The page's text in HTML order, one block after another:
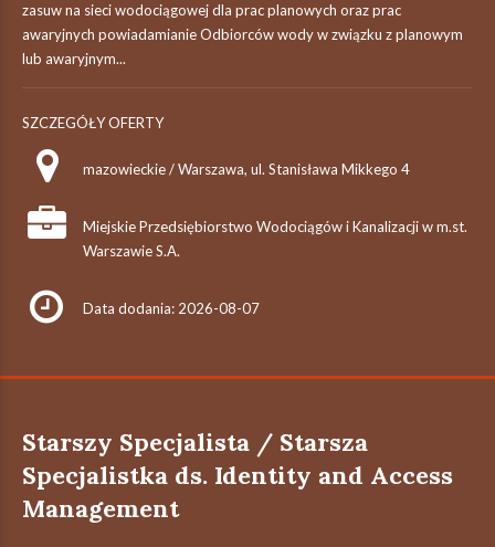
zasuw na sieci wodociągowej dla prac planowych oraz prac
awaryjnych powiadamianie Odbiorców wody w związku z planowym
lub awaryjnym...
SZCZEGÓŁY OFERTY
mazowieckie / Warszawa, ul. Stanisława Mikkego 4
Miejskie Przedsiębiorstwo Wodociągów i Kanalizacji w m.st.
Warszawie S.A.
Data dodania: 2026-08-07
Starszy Specjalista / Starsza
Specjalistka ds. Identity and Access
Management